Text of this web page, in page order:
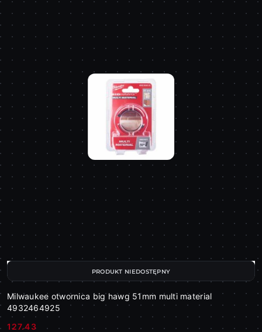
Milwaukee otwornica big hawg 51mm multi material
4932464925
127.43
PRODUKT NIEDOSTĘPNY